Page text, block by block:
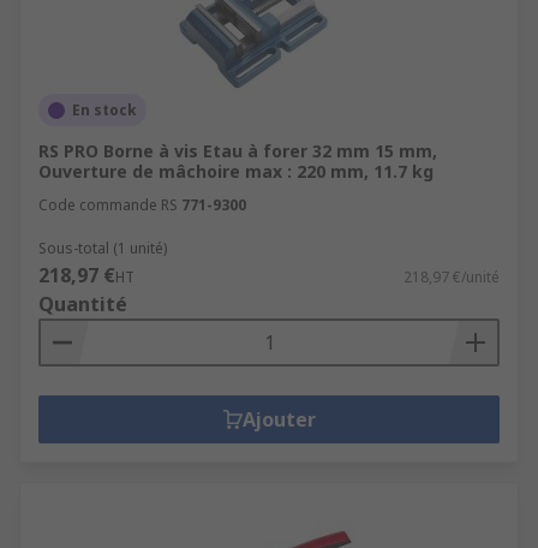
En stock
RS PRO Borne à vis Etau à forer 32 mm 15 mm,
Ouverture de mâchoire max : 220 mm, 11.7 kg
Code commande RS 771-9300
Sous-total (1 unité)
218,97 €HT 218,97 €/unité
Quantité
Ajouter